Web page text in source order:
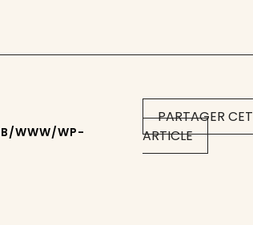
PARTAGER CET
ARTICLE
WWW/WP-